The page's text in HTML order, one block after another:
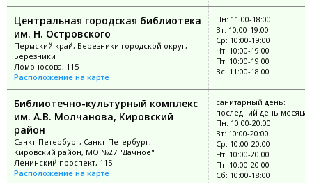
Центральная городская библиотека
им. Н. Островского
Пермский край, Березники городской округ,
Березники
Ломоносова, 115
Расположение на карте
Пн: 11:00-18:00
Вт: 10:00-19:00
Ср: 10:00-19:00
Чт: 10:00-19:00
Пт: 10:00-19:00
Вс: 11:00-18:00
Библиотечно-культурный комплекс
им. А.В. Молчанова, Кировский
район
Санкт-Петербург, Санкт-Петербург,
Кировский район, МО №27 "Дачное"
Ленинский проспект, 115
Расположение на карте
санитарный день:
последний день месяца
Пн: 10:00-20:00
Вт: 10:00-20:00
Ср: 10:00-20:00
Чт: 10:00-20:00
Пт: 10:00-20:00
Сб: 10:00-18:00